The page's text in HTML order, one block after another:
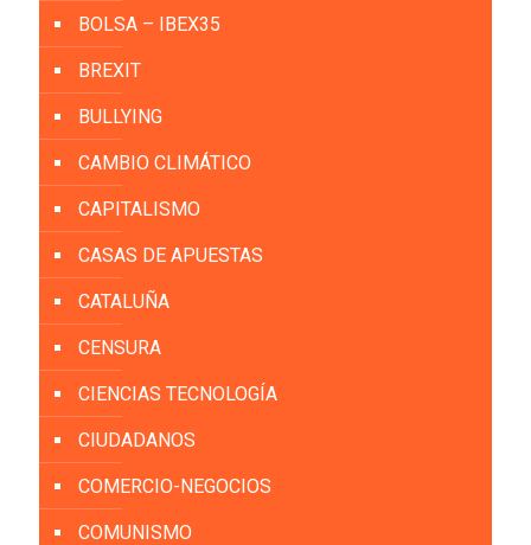
BOLSA – IBEX35
BREXIT
BULLYING
CAMBIO CLIMÁTICO
CAPITALISMO
CASAS DE APUESTAS
CATALUÑA
CENSURA
CIENCIAS TECNOLOGÍA
CIUDADANOS
COMERCIO-NEGOCIOS
COMUNISMO